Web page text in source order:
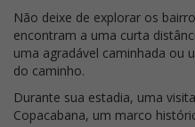
Não deixe de explorar os
encontram a uma curta
uma agradável caminhada ou
do caminho.
Durante sua estadia, uma
Copacabana, um marco